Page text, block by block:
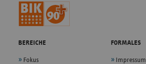
BEREICHE
Fokus
FORMALES
Impressum